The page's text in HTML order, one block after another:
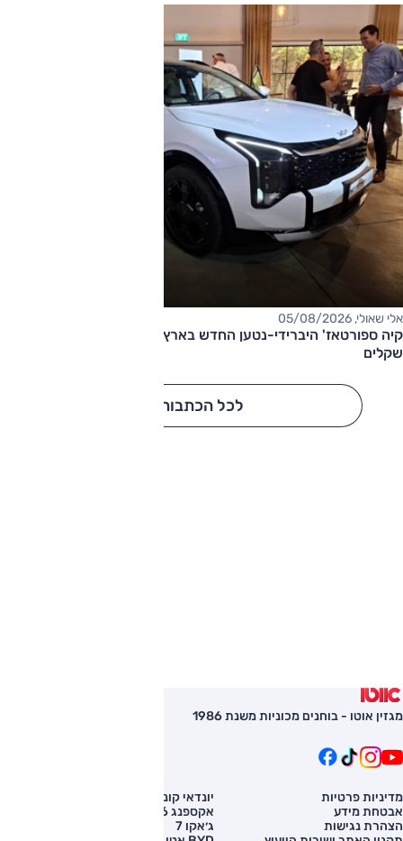
אלי שאולי, 05/08/2026
שקלים
לכל הכתבות
מגזין אוטו - בוחנים מכוניות משנת 1986
מדיניות פרטיות
אבטחת מידע
הצהרת נגישות
יונדאי קונה
אקספנג G6
ג׳אקו 7